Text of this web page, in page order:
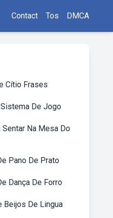
Contact Tos DMCA
Cítio Frases
De Jogo
Sentar Na Mesa Do
Pano De Prato
Dança De Forro
Beijos De Lingua